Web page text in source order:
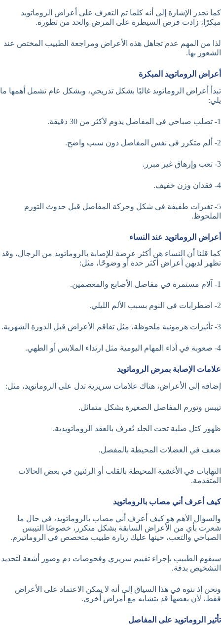
كما تجدر الإشارة إلى أنه كلما تم التعرف على أعراض الروماتويد
مبكرًا، زادت فرص السيطرة على المرض والحد من تطوره.
لذا من المهم عدم تجاهل هذه الأعراض ومراجعة الطبيب المختص عند
الشعور بها.
أعراض الروماتويد المبكرة
تبدأ أعراض الروماتويد غالبًا بشكل تدريجي، وبشكل عام تشمل أهمها ما
يلي:
1- تصلب صباحي في المفاصل يدوم لأكثر من 30 دقيقة.
2- ألم متكرر في نفس المفاصل دون سبب واضح.
3- تعب وإرهاق غير مبرر.
4- فقدان وزن خفيف.
5- تغيرات طفيفة في شكل وحركة المفاصل قبل حدوث التورم
الملحوظ.
أعراض الروماتويد عند النساء
كما قلنا أن النساء هن أكثر عرضة للإصابة بالروماتويد من الرجال، وقد
تظهر لديهن أعراض أكثر حدة أو وضوحًا، مثل:
1- آلام مستمرة في مفاصل الأصابع والمعصمين.
2- اضطرابات في النوم بسبب الألم الليلي.
3- تأثيرات هرمونية ملحوظة، مثل تفاقم الأعراض قبل الدورة الشهرية.
4- صعوبة في أداء المهام اليومية مثل ارتداء الملابس أو الطهي.
علامات الإصابة بمرض الروماتويد
إضافة إلى الأعراض، هناك علامات سريرية تدل على الروماتويد، مثل:
تيبس وتورم المفاصل الصغيرة بشكل متماثل.
ظهور كتل صلبة تحت الجلد تُعرف بالعقد الروماتويدية.
ضعف في العضلات المحيطة بالمفصل.
التهابات في الأغشية المحيطة بالقلب أو الرئتين في بعض الحالات
المتقدمة.
كيف أعرف أني مصاب بالروماتويد
والسؤال الأهم هو كيف أعرف أني مصاب بالروماتويد، في حال ما
شعرت بأي من الأعراض السابقة بشكل متكرر، خصوصًا التيبس
الصباحي والتعب، حينها عليك زيارة طبيب متخصص في الروماتيزم.
سيقوم الطبيب بإجراء تقييم سريري وفحوصات دم وصور أشعة لتحديد
التشخيص بدقة.
ونحن إذ ننوه في هذا السياق إلى أنه لا يمكن الاعتماد على الأعراض
فقط، لأن بعضها قد يتشابه مع أمراض أخرى.
تأثير الروماتويد على المفاصل